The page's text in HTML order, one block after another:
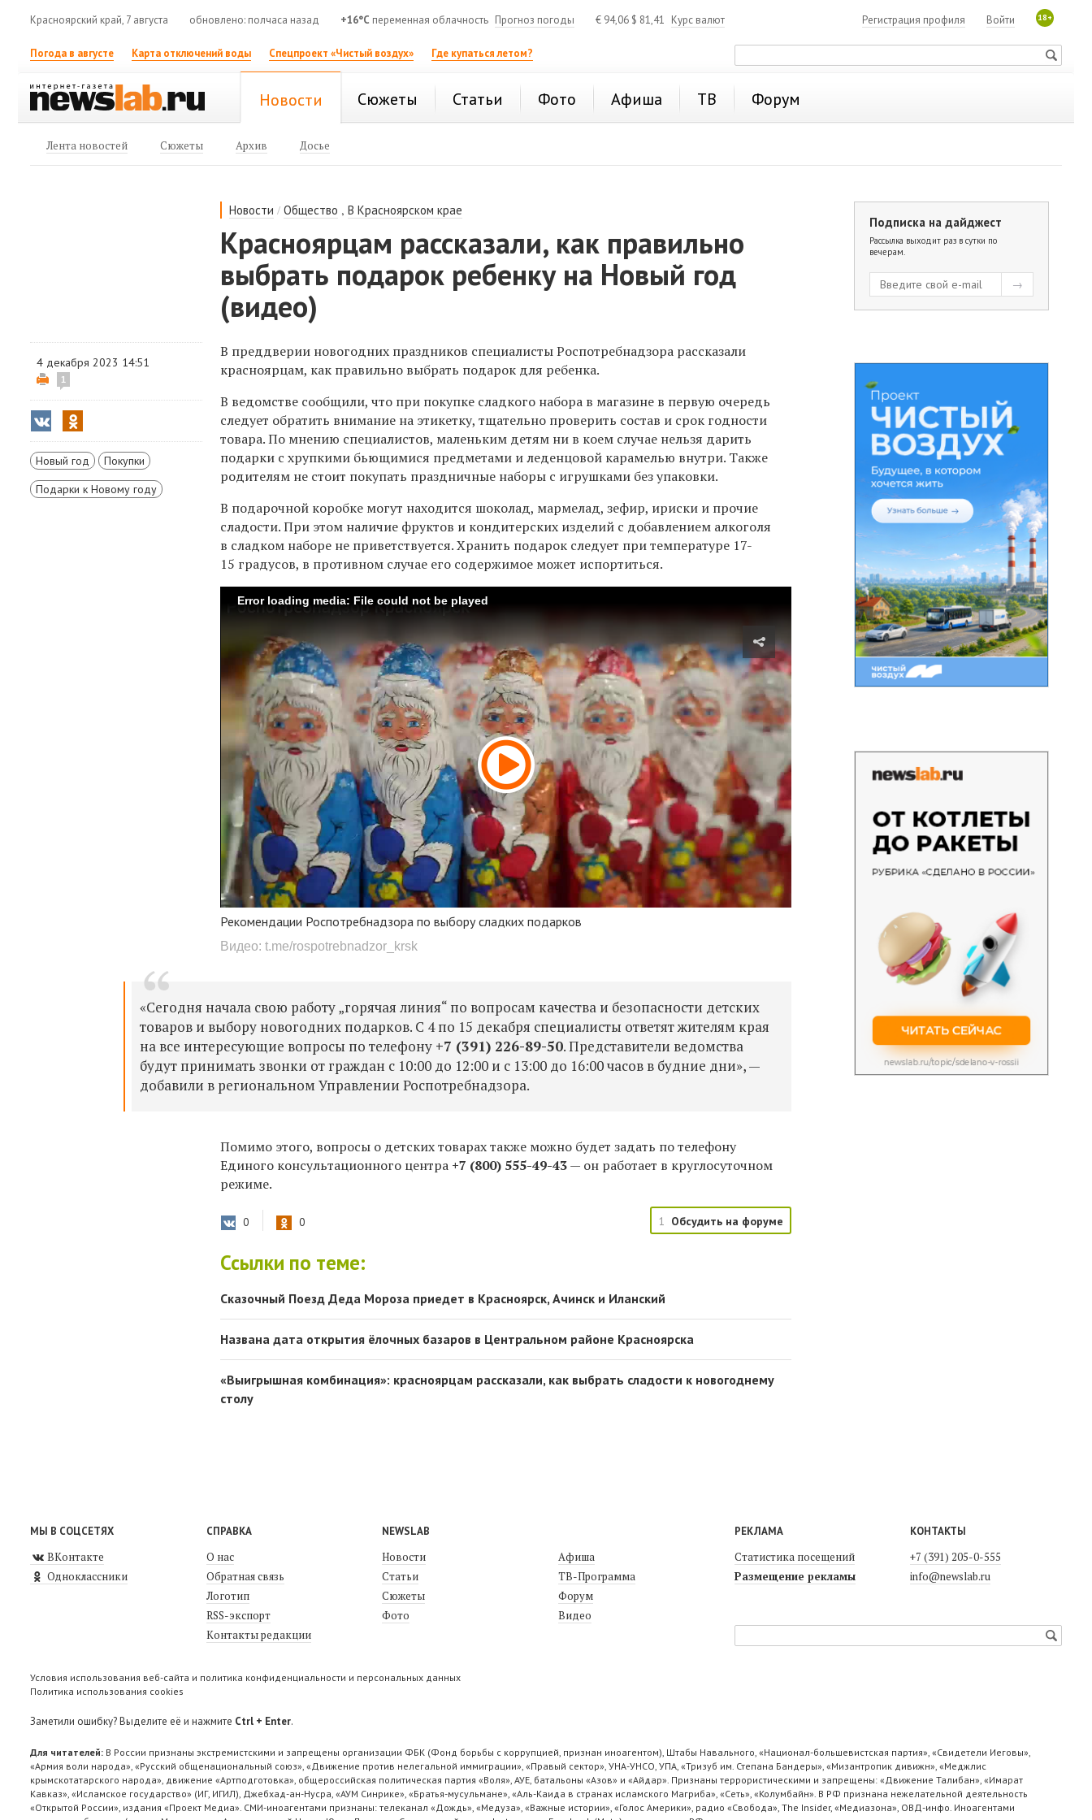
Красноярский край, 7 августа обновлено: полчаса назад +16°C переменная облачность Прогноз погоды € 94,06 $ 81,41 Курс валют 18+
Войти
Регистрация профиля
Погода в августе Карта отключений воды Спецпроект «Чистый воздух» Где купаться летом?
Новости Сюжеты Статьи Фото Афиша ТВ Форум
Лента новостей Сюжеты Архив Досье
Новости /Общество ,В Красноярском крае
Красноярцам рассказали, как правильно
выбрать подарок ребенку на Новый год
(видео)
4 декабря 2023 14:51
1
Новый год
Покупки
Подарки к Новому году
В преддверии новогодних праздников специалисты Роспотребнадзора рассказали
красноярцам, как правильно выбрать подарок для ребенка.
В ведомстве сообщили, что при покупке сладкого набора в магазине в первую очередь
следует обратить внимание на этикетку, тщательно проверить состав и срок годности
товара. По мнению специалистов, маленьким детям ни в коем случае нельзя дарить
подарки с хрупкими бьющимися предметами и леденцовой карамелью внутри. Также
родителям не стоит покупать праздничные наборы с игрушками без упаковки.
В подарочной коробке могут находится шоколад, мармелад, зефир, ириски и прочие
сладости. При этом наличие фруктов и кондитерских изделий с добавлением алкоголя
в сладком наборе не приветствуется. Хранить подарок следует при температуре 17-
15 градусов, в противном случае его содержимое может испортиться.
Error loading media: File could not be played
Рекомендации Роспотребнадзора по выбору сладких подарков
Видео: t.me/rospotrebnadzor_krsk
«Сегодня начала свою работу „горячая линия“ по вопросам качества и безопасности детских
товаров и выбору новогодних подарков. С 4 по 15 декабря специалисты ответят жителям края
на все интересующие вопросы по телефону +7 (391) 226-89-50.Представители ведомства
будут принимать звонки от граждан с 10:00 до 12:00 и с 13:00 до 16:00 часов в будние дни», —
добавили в региональном Управлении Роспотребнадзора.
Помимо этого, вопросы о детских товарах также можно будет задать по телефону
Единого консультационного центра +7 (800) 555-49-43— он работает в круглосуточном
режиме.
0 0 1 Обсудить на форуме
Ссылки по теме:
Сказочный Поезд Деда Мороза приедет в Красноярск, Ачинск и Иланский
Названа дата открытия ёлочных базаров в Центральном районе Красноярска
«Выигрышная комбинация»: красноярцам рассказали, как выбрать сладости к новогоднему
столу
Подписка на дайджест
Рассылка выходит раз в сутки по
вечерам.
МЫ В СОЦСЕТЯХ
ВКонтакте
Одноклассники
СПРАВКА
О нас
Обратная связь
Логотип
RSS-экспорт
Контакты редакции
NEWSLAB
Новости
Статьи
Сюжеты
Фото
Афиша
ТВ-Программа
Форум
Видео
РЕКЛАМА
Статистика посещений
Размещение рекламы
КОНТАКТЫ
+7 (391) 205-0-555
info@newslab.ru
Условия использования веб-сайта и политика конфиденциальности и персональных данных
Политика использования cookies
Заметили ошибку? Выделите её и нажмите Ctrl + Enter.
Для читателей: В России признаны экстремистскими и запрещены организации ФБК (Фонд борьбы с коррупцией, признан иноагентом), Штабы Навального, «Национал-большевистская партия», «Свидетели Иеговы»,
«Армия воли народа», «Русский общенациональный союз», «Движение против нелегальной иммиграции», «Правый сектор», УНА-УНСО, УПА, «Тризуб им. Степана Бандеры», «Мизантропик дивижн», «Меджлис
крымскотатарского народа», движение «Артподготовка», общероссийская политическая партия «Воля», АУЕ, батальоны «Азов» и «Айдар». Признаны террористическими и запрещены: «Движение Талибан», «Имарат
Кавказ», «Исламское государство» (ИГ, ИГИЛ), Джебхад-ан-Нусра, «АУМ Синрике», «Братья-мусульмане», «Аль-Каида в странах исламского Магриба», «Сеть», «Колумбайн». В РФ признана нежелательной деятельность
«Открытой России», издания «Проект Медиа». СМИ-иноагентами признаны: телеканал «Дождь», «Медуза», «Важные истории», «Голос Америки», радио «Свобода», The Insider, «Медиазона», ОВД-инфо. Иноагентами